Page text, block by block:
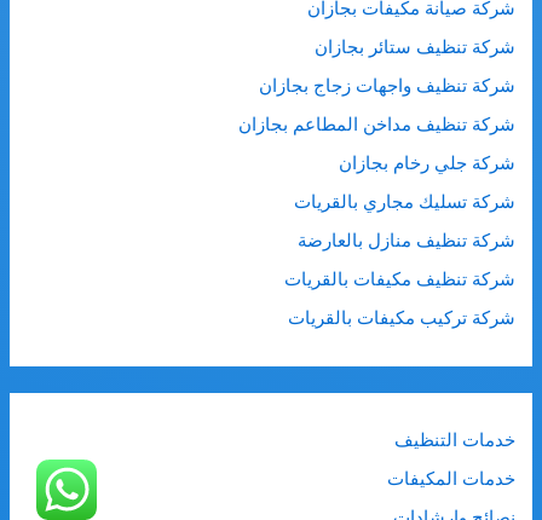
شركة صيانة مكيفات بجازان
شركة تنظيف ستائر بجازان
شركة تنظيف واجهات زجاج بجازان
شركة تنظيف مداخن المطاعم بجازان
شركة جلي رخام بجازان
شركة تسليك مجاري بالقريات
شركة تنظيف منازل بالعارضة
شركة تنظيف مكيفات بالقريات
شركة تركيب مكيفات بالقريات
خدمات التنظيف
خدمات المكيفات